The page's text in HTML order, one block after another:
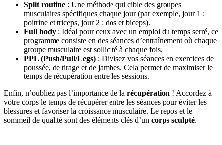
Split routine : Une méthode qui cible des groupes
musculaires spécifiques chaque jour (par exemple, jour 1 :
poitrine et triceps, jour 2 : dos et biceps).
Full body : Idéal pour ceux avec un emploi du temps serré, ce
programme consiste en des séances d’entraînement où chaque
groupe musculaire est sollicité à chaque fois.
PPL (Push/Pull/Legs) : Divisez vos séances en exercices de
poussée, de tirage et de jambes. Cela permet de maximiser le
temps de récupération entre les sessions.
Enfin, n’oubliez pas l’importance de la récupération ! Accordez à
votre corps le temps de récupérer entre les séances pour éviter les
blessures et favoriser la croissance musculaire. Le repos et le
sommeil de qualité sont des éléments clés d’un corps sculpté.